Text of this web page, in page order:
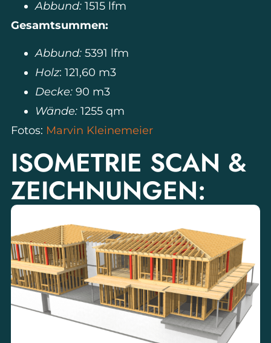
Abbund:1515 lfm
Gesamtsummen:
Abbund:5391 lfm
Holz: 121,60 m3
Decke:90 m3
Wände:1255 qm
Fotos: Marvin Kleinemeier
ISOMETRIE SCAN &
ZEICHNUNGEN: